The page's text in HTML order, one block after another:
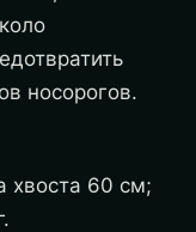
носорогов.
хвоста 60 см;